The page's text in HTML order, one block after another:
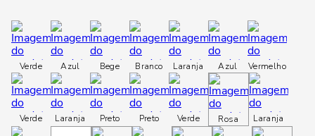
Verde Azul Bege Branco Laranja Azul Vermelho
Verde Laranja Preto Preto Verde Rosa Laranja